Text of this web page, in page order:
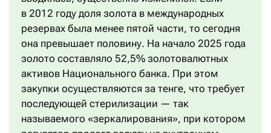
в 2012 году доля золота в международных
резервах была менее пятой части, то сегодня
она превышает половину. На начало 2025 года
золото составляло 52,5% золотовалютных
активов Национального банка. При этом
закупки осуществляются за тенге, что требует
последующей стерилизации — так
называемого «зеркалирования», при котором